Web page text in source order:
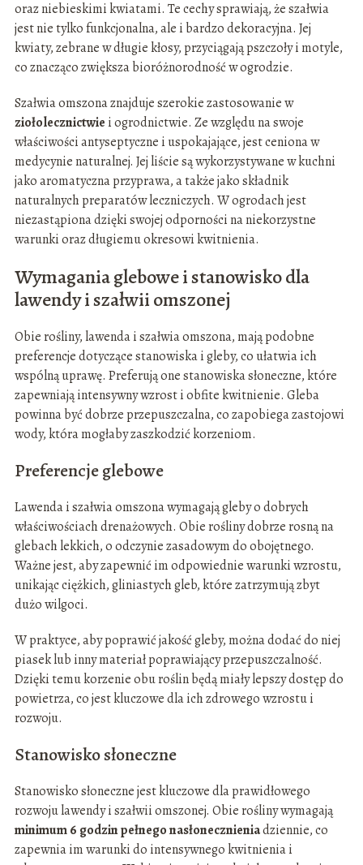
oraz niebieskimi kwiatami. Te cechy sprawiają, że szałwia
jest nie tylko funkcjonalna, ale i bardzo dekoracyjna. Jej
kwiaty, zebrane w długie kłosy, przyciągają pszczoły i motyle,
co znacząco zwiększa bioróżnorodność w ogrodzie.
Szałwia omszona znajduje szerokie zastosowanie w
ziołolecznictwie i ogrodnictwie. Ze względu na swoje
właściwości antyseptyczne i uspokajające, jest ceniona w
medycynie naturalnej. Jej liście są wykorzystywane w kuchni
jako aromatyczna przyprawa, a także jako składnik
naturalnych preparatów leczniczych. W ogrodach jest
niezastąpiona dzięki swojej odporności na niekorzystne
warunki oraz długiemu okresowi kwitnienia.
Wymagania glebowe i stanowisko dla
lawendy i szałwii omszonej
Obie rośliny, lawenda i szałwia omszona, mają podobne
preferencje dotyczące stanowiska i gleby, co ułatwia ich
wspólną uprawę. Preferują one stanowiska słoneczne, które
zapewniają intensywny wzrost i obfite kwitnienie. Gleba
powinna być dobrze przepuszczalna, co zapobiega zastojowi
wody, która mogłaby zaszkodzić korzeniom.
Preferencje glebowe
Lawenda i szałwia omszona wymagają gleby o dobrych
właściwościach drenażowych. Obie rośliny dobrze rosną na
glebach lekkich, o odczynie zasadowym do obojętnego.
Ważne jest, aby zapewnić im odpowiednie warunki wzrostu,
unikając ciężkich, gliniastych gleb, które zatrzymują zbyt
dużo wilgoci.
W praktyce, aby poprawić jakość gleby, można dodać do niej
piasek lub inny materiał poprawiający przepuszczalność.
Dzięki temu korzenie obu roślin będą miały lepszy dostęp do
powietrza, co jest kluczowe dla ich zdrowego wzrostu i
rozwoju.
Stanowisko słoneczne
Stanowisko słoneczne jest kluczowe dla prawidłowego
rozwoju lawendy i szałwii omszonej. Obie rośliny wymagają
minimum 6 godzin pełnego nasłonecznieniadziennie, co
zapewnia im warunki do intensywnego kwitnienia i